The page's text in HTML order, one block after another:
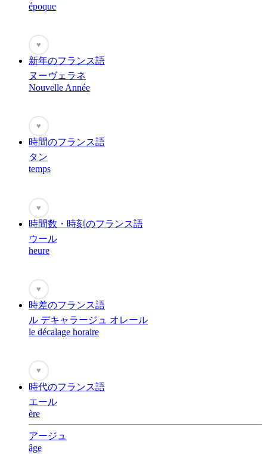
époque
♥
新年のフランス語
ヌーヴェラネ
Nouvelle Année
♥
時間のフランス語
タン
temps
♥
時間数・時刻のフランス語
ウール
heure
♥
時差のフランス語
ル デキャラージュ オレール
le décalage horaire
♥
時代のフランス語
エール
ère
アージュ
âge